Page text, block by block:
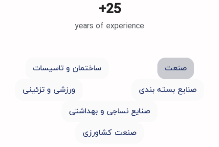
years of experience
ساختمان و تاسیسات
بسته بندی
ورزشی و تزئینی
صنایع نساجی و بهداشتی
صنعت کشاورزی